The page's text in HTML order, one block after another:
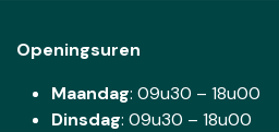
Openingsuren
Maandag: 09u30 – 18u00
Dinsdag: 09u30 – 18u00